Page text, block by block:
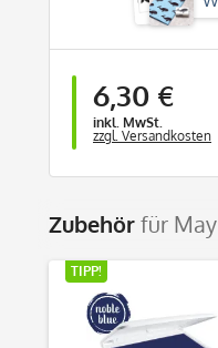
6,30 €
inkl. MwSt.
zzgl. Versandkosten
Zubehörfür
TIPP!